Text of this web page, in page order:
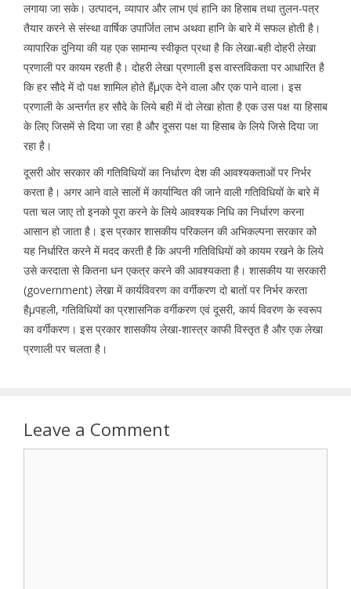
लगाया जा सके। उत्पादन, व्यापार और लाभ एवं हानि का हिसाब तथा तुलन-पत्र
तैयार करने से संस्था वार्षिक उपार्जित लाभ अथवा हानि के बारे में सफल होती है।
व्यापारिक दुनिया की यह एक सामान्य स्वीकृत प्रथा है कि लेखा-बही दोहरी लेखा
प्रणाली पर कायम रहती है। दोहरी लेखा प्रणाली इस वास्तविकता पर आधारित है
कि हर सौदे में दो पक्ष शामिल होते हैंµएक देने वाला और एक पाने वाला। इस
प्रणाली के अन्तर्गत हर सौदे के लिये बही में दो लेखा होता है एक उस पक्ष या हिसाब
के लिए जिसमें से दिया जा रहा है और दूसरा पक्ष या हिसाब के लिये जिसे दिया जा
रहा है।
दूसरी ओर सरकार की गतिविधियों का निर्धारण देश की आवश्यकताओं पर निर्भर
करता है। अगर आने वाले सालों में कार्यान्वित की जाने वाली गतिविधियों के बारे में
पता चल जाए तो इनको पूरा करने के लिये आवश्यक निधि का निर्धारण करना
आसान हो जाता है। इस प्रकार शासकीय परिकलन की अभिकल्पना सरकार को
यह निर्धारित करने में मदद करती है कि अपनी गतिविधियों को कायम रखने के लिये
उसे करदाता से कितना धन एकत्र करने की आवश्यकता है। शासकीय या सरकारी
(government) लेखा में कार्यविवरण का वर्गीकरण दो बातों पर निर्भर करता
हैµपहली, गतिविधियों का प्रशासनिक वर्गीकरण एवं दूसरी, कार्य विवरण के स्वरूप
का वर्गीकरण। इस प्रकार शासकीय लेखा-शास्त्र काफी विस्तृत है और एक लेखा
प्रणाली पर चलता है।
Leave a Comment